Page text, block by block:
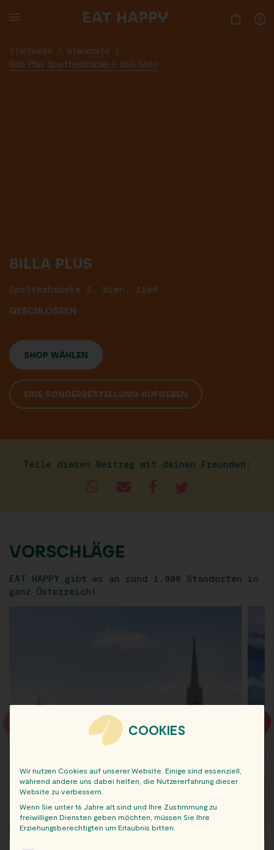
TO
Startseite / Standorte
/
Billa Plus Spetterbrücke 2 1160 Wien
BILLA PLUS
Spetterbrücke 2, Wien, 1160
GESCHLOSSEN
SHOP WÄHLEN
EINE SONDERBESTELLUNG AUFGEBEN
Teile diesen Beitrag mit deinen Freunden:
VORSCHLÄGE
EAT HAPPY gibt es an rund 1.000 Standorten in
ganz Österreich!
COOKIES
Wir nutzen Cookies auf unserer Website. Einige sind essenziell,
während andere uns dabei helfen, die Nutzererfahrung dieser
Website zu verbessern.
Wenn Sie unter 16 Jahre alt sind und Ihre Zustimmung zu
freiwilligen Diensten geben möchten, müssen Sie Ihre
Erziehungsberechtigten um Erlaubnis bitten.